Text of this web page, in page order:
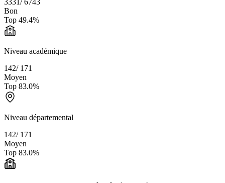
3331/6743
Bon
Top 49.4%
Niveau académique
142/ 171
Moyen
Top 83.0%
Niveau départemental
142/ 171
Moyen
Top 83.0%